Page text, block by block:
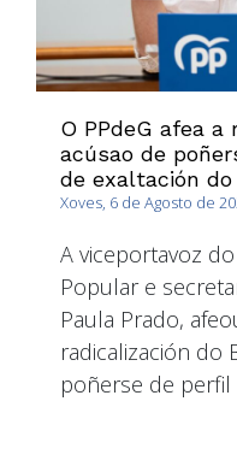
O PPdeG afea a
acúsao de
de exaltación
Xoves, 6 de Agosto de
A viceportavoz
Popular e
Paula Prado,
radicalización do
poñerse de perfil